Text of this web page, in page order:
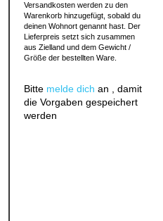
Versandkosten werden zu den
Warenkorb hinzugefügt, sobald du
deinen Wohnort genannt hast. Der
Lieferpreis setzt sich zusammen
aus Zielland und dem Gewicht /
Größe der bestellten Ware.
Bitte melde dich an , damit
die Vorgaben gespeichert
werden